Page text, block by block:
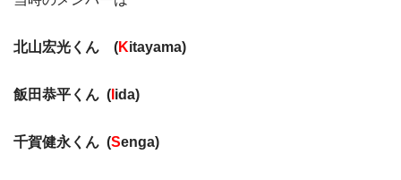
北山宏光くん (Kitayama)
飯田恭平くん ( ida)
千賀健永くん (Senga)